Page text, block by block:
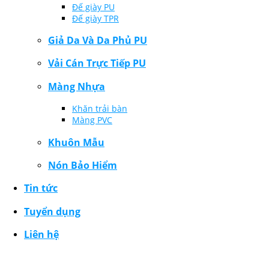
Đế giày PU
Đế giày TPR
Giả Da Và Da Phủ PU
Vải Cán Trực Tiếp PU
Màng Nhựa
Khăn trải bàn
Màng PVC
Khuôn Mẫu
Nón Bảo Hiểm
Tin tức
Tuyển dụng
Liên hệ